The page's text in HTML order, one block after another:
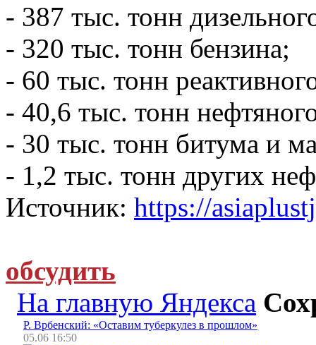
- 387 тыс. тонн
- 320 тыс. тонн бензина;
- 60 тыс. тонн
- 40,6 тыс. тонн
- 30 тыс. тонн битума и
- 1,2 тыс. тонн других
Источник: https://
обсудить
На главную Яндекса
Р. Врбенский: «Оставим туберкулез в прошлом»
05.06 16:50